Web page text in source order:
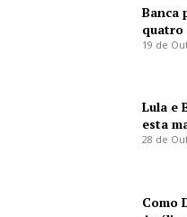
Banca
quatro
19 de
Lula e
esta
28 de
Como